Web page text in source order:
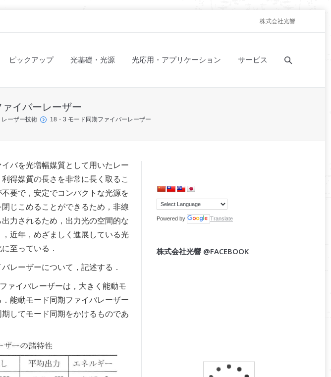
株式会社光響
ピックアップ 光基礎・光源 光応用・アプリケーション サービス
イバーレーザー
ーザー技術 18・3 モード同期ファイバーレーザー
バを光増幅媒質として用いたレー
得媒質の長さを非常に長く取るこ
要で，安定でコンパクトな光源を
じこめることができるため，非線
力されるため，出力光の空間的な
近年，めざましく進展している光
至っている．
レーザーについて，記述する．
ァイバレーザーは，大きく能動モ
能動モード同期ファイバレーザー
してモード同期をかけるものであ
Powered by Translate
株式会社光響 @FACEBOOK